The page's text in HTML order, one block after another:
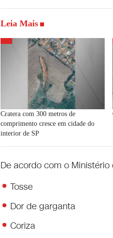
Leia Mais
Cratera com 300 metros de
comprimento cresce em cidade do
interior de SP
De acordo com o
Tosse
Dor de garganta
Coriza